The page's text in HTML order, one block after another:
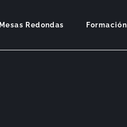
Mesas Redondas Formación